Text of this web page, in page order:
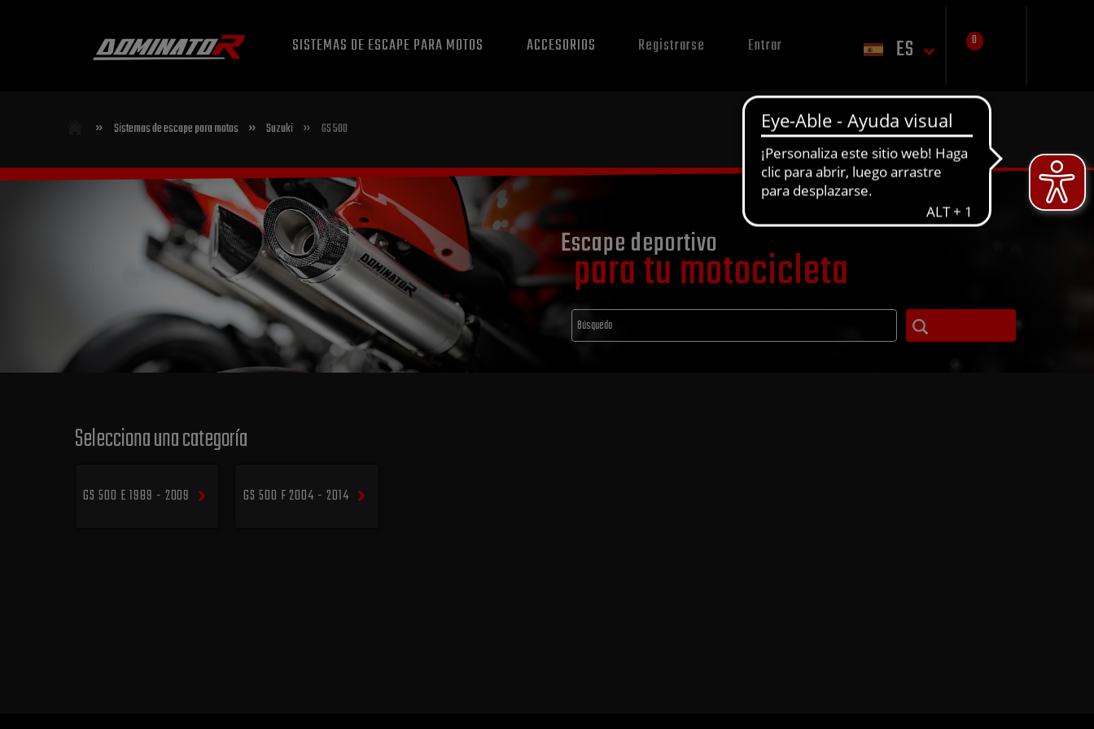
SISTEMAS DE ESCAPE PARA MOTOS ACCESORIOS Registrarse Entrar ES 0
» Sistemas de escape para motos » Suzuki » GS 500
Escape deportivo
para tu motocicleta
Selecciona una categoría
GS 500 E 1989 - 2009 GS 500 F 2004 - 2014